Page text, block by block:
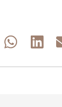
Share
Share